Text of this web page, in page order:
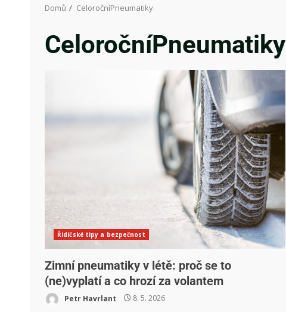
Domů CeloročníPneumatiky
CeloročníPneumatiky
Řidičské tipy a bezpečnost
Zimní pneumatiky v létě: proč se to
(ne)vyplatí a co hrozí za volantem
Petr Havrlant 8. 5. 2026